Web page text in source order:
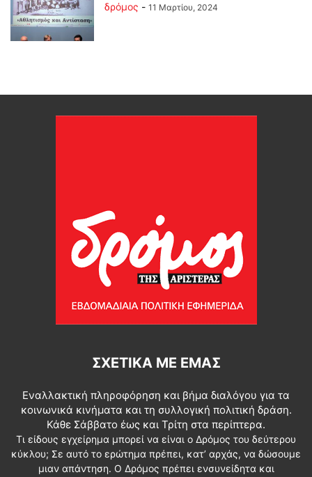
δρόμος - 11 Μαρτίου, 2024
ΣΧΕΤΙΚΆ ΜΕ ΕΜΆΣ
Εναλλακτική πληροφόρηση και βήμα διαλόγου για τα
κοινωνικά κινήματα και τη συλλογική πολιτική δράση.
Κάθε Σάββατο έως και Τρίτη στα περίπτερα.
Τι είδους εγχείρημα μπορεί να είναι ο Δρόμος του δεύτερου
κύκλου; Σε αυτό το ερώτημα πρέπει, κατ’ αρχάς, να δώσουμε
μιαν απάντηση. Ο Δρόμος πρέπει ενσυνείδητα και